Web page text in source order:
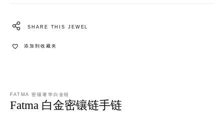
SHARE THIS JEWEL
添加到收藏夹
FATMA 密镶奢华白金链
Fatma 白金密镶链手链